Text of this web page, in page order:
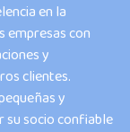
en la
empresas con
y
clientes.
y
su socio confiable